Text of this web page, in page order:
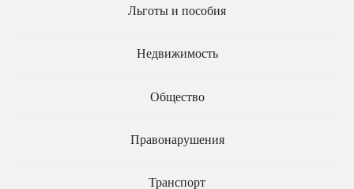
09.03.2021
Льготы и пособия
Недвижимость
Общество
Правонарушения
Транспорт